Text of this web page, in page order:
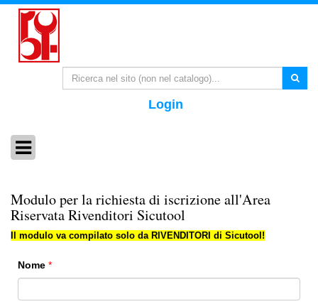
Login
Modulo per la richiesta di iscrizione all'Area
Riservata Rivenditori Sicutool
Il modulo va compilato solo da RIVENDITORI di Sicutool!
Nome *